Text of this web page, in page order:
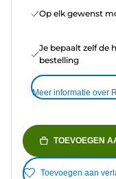
Op elk gewenst
Je bepaalt zelf de
bestelling
Meer informatie over
TOEVOEGEN
Toevoegen aan